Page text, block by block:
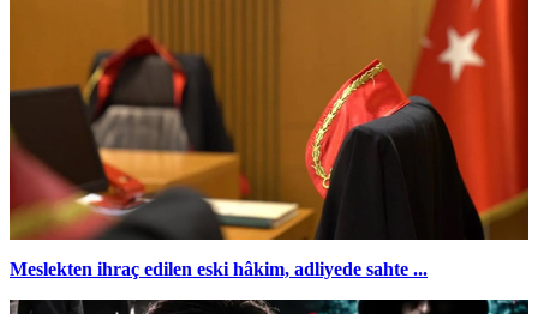
Meslekten ihraç edilen eski hâkim, adliyede sahte ...